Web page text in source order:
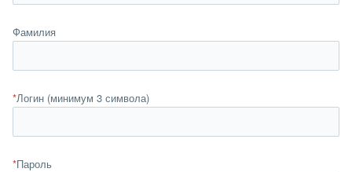
Фамилия
*Логин (минимум 3 символа)
*Пароль